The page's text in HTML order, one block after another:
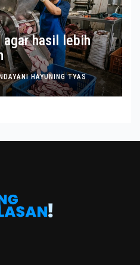
hasil lebih
HAYUNING TYAS